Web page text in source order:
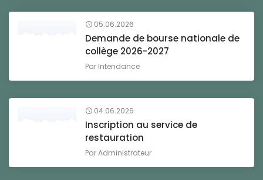
05.06.2026
Demande de bourse nationale de
collège 2026-2027
Par Intendance
04.06.2026
Inscription au service de
restauration
ParAdministrateur